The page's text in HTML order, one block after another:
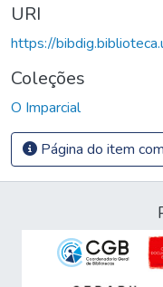
URI
https://
Coleções
O Imparcial
Página do item